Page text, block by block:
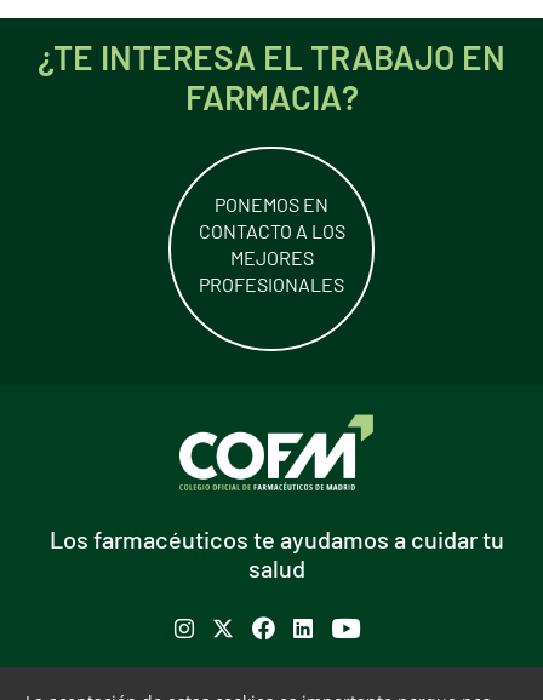
Los farmacéuticos te ayudamos a cuidar tu
salud
Se abre en ventana nueva
Se abre en ventana nueva
Se abre en ventana nueva
¿TE INTERESA EL TRABAJO EN
FARMACIA?
PONEMOS EN
CONTACTO A LOS
MEJORES
PROFESIONALES